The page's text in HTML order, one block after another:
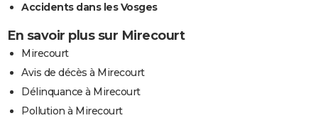
Accidents dans les Vosges
En savoir plus sur Mirecourt
Mirecourt
Avis de décès à Mirecourt
Délinquance à Mirecourt
Pollution à Mirecourt